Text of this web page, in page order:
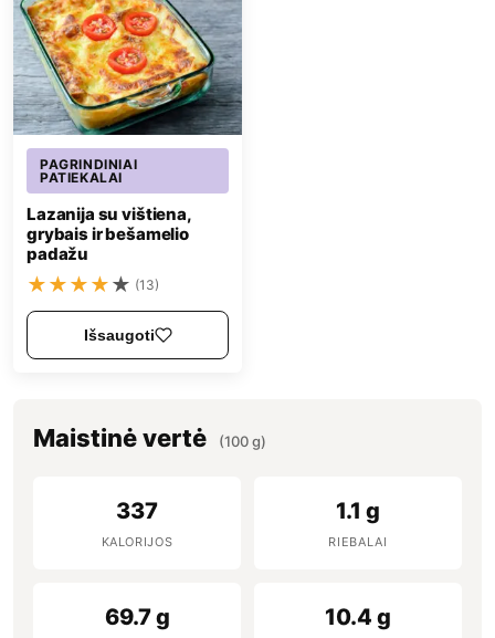
PAGRINDINIAI
PATIEKALAI
Lazanija su vištiena,
grybais ir bešamelio
padažu
★★★★★ (13)
Išsaugoti
Maistinė vertė (100 g)
337
KALORIJOS
1.1 g
RIEBALAI
69.7 g 10.4 g